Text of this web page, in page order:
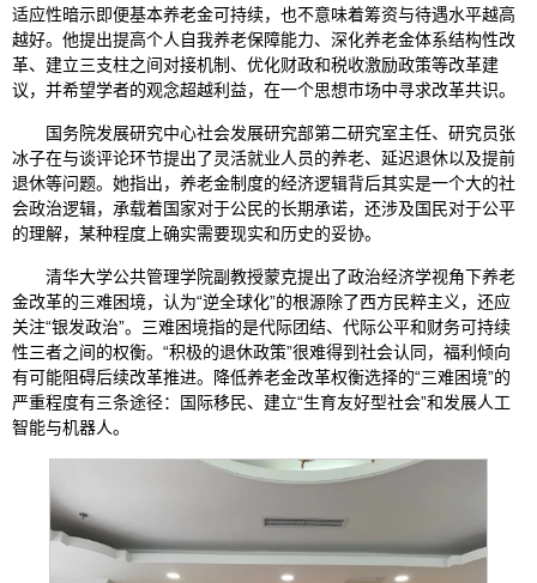
适应性暗示即便基本养老金可持续，也不意味着筹资与待遇水平越高
越好。他提出提高个人自我养老保障能力、深化养老金体系结构性改
革、建立三支柱之间对接机制、优化财政和税收激励政策等改革建
议，并希望学者的观念超越利益，在一个思想市场中寻求改革共识。
国务院发展研究中心社会发展研究部第二研究室主任、研究员张
冰子在与谈评论环节提出了灵活就业人员的养老、延迟退休以及提前
退休等问题。她指出，养老金制度的经济逻辑背后其实是一个大的社
会政治逻辑，承载着国家对于公民的长期承诺，还涉及国民对于公平
的理解，某种程度上确实需要现实和历史的妥协。
清华大学公共管理学院副教授蒙克提出了政治经济学视角下养老
金改革的三难困境，认为“逆全球化”的根源除了西方民粹主义，还应
关注“银发政治”。三难困境指的是代际团结、代际公平和财务可持续
性三者之间的权衡。“积极的退休政策”很难得到社会认同，福利倾向
有可能阻碍后续改革推进。降低养老金改革权衡选择的“三难困境”的
严重程度有三条途径：国际移民、建立“生育友好型社会”和发展人工
智能与机器人。